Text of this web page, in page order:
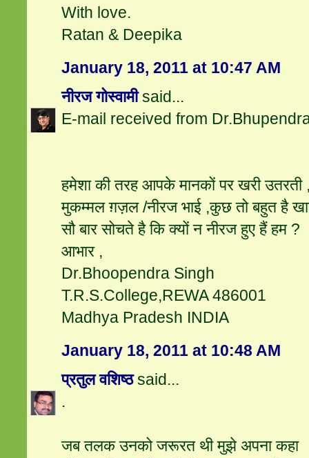
With love.
Ratan & Deepika
January 18, 2011 at 10:47 AM
नीरज गोस्वामीsaid...
E-mail received from
हमेशा की तरह आपके मानकों पर खरी उतरती
मुकम्मल ग़ज़ल /नीरज भाई ,कुछ तो बहुत है
सौ बार सोचते है कि क्यों न नीरज हुए हैं हम ?
आभार ,
Dr.Bhoopendra Singh
T.R.S.College,REWA 486001
Madhya Pradesh INDIA
January 18, 2011 at 10:48 AM
प्रतुल वशिष्ठsaid...
.
जब तलक उनको जरूरत थी मुझे अपना कहा